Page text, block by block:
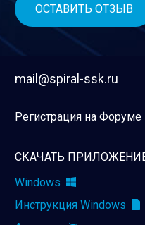
mail@spiral-ssk.ru
Регистрация на Форуме
СКАЧАТЬ
Windows
Инструкция Windows